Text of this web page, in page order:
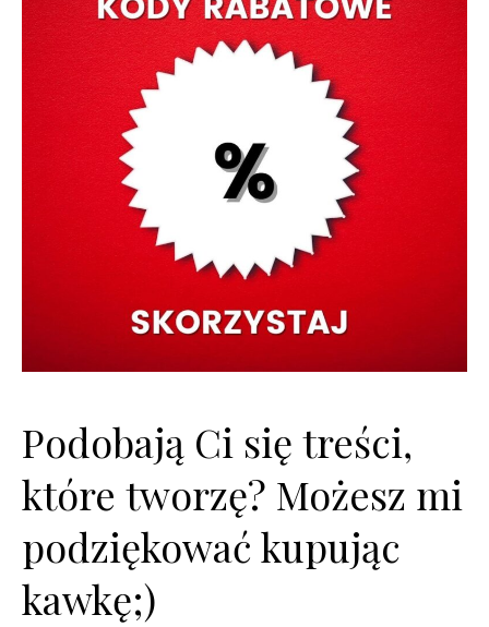
Podobają Ci się treści,
które tworzę? Możesz mi
podziękować kupując
kawkę;)